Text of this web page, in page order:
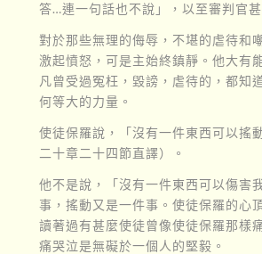
答…連一句話也不說」，以至審判官甚
對於那些無理的侮辱，不堪的虐待和
激起憤怒，可是主始終鎮靜。他大有
凡曾受過冤枉，毀謗，虐待的，都知
何等大的力量。
使徒保羅說，「沒有一件東西可以搖
二十章二十四節直譯）。
他不是說，「沒有一件東西可以傷害
事，搖動又是一件事。使徒保羅的心
讀著過有甚麼使徒曾像使徒保羅那樣
痛哭泣是無礙於一個人的堅毅。